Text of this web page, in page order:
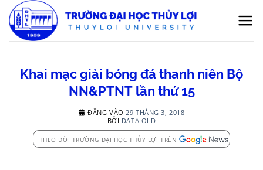
qua
nội
Khai mạc giải bóng đá thanh niên Bộ
NN&PTNT lần thứ 15
ĐĂNG VÀO 29 THÁNG 3, 2018
BỞI DATA OLD
THEO DÕI TRƯỜNG ĐẠI HỌC THỦY LỢI TRÊN